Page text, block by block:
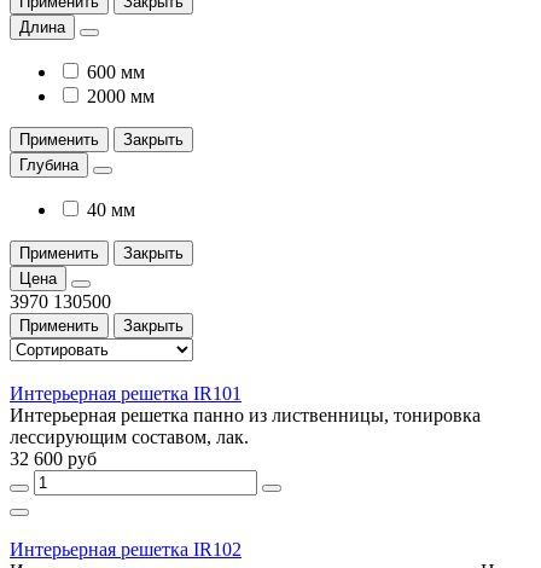
Длина
600 мм
2000 мм
Применить
Закрыть
Глубина
40 мм
Применить
Закрыть
Цена
3970 130500
Применить Закрыть
Интерьерная решетка IR101
Интерьерная решетка панно из лиственницы, тонировка
лессирующим составом, лак.
32 600 руб
Интерьерная решетка IR102